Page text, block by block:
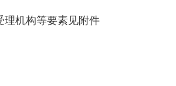
理机构等要素见附件